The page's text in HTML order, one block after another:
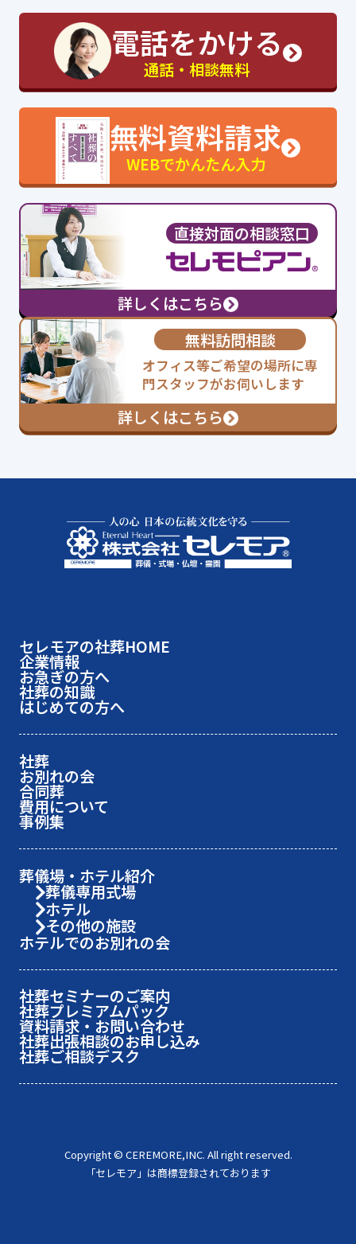
通話・相談無料
電話をかける
WEBでかんたん入力
無料資料請求
直接対面の相談窓口
詳しくはこちら
無料訪問相談
オフィス等ご希望の場所に専
門スタッフがお伺いします
詳しくはこちら
セレモアの社葬HOME
企業情報
お急ぎの方へ
社葬の知識
はじめての方へ
社葬
お別れの会
合同葬
費用について
事例集
葬儀場・ホテル紹介
葬儀専用式場
ホテル
その他の施設
ホテルでのお別れの会
社葬セミナーのご案内
社葬プレミアムパック
資料請求・お問い合わせ
社葬出張相談のお申し込み
社葬ご相談デスク
Copyright © CEREMORE,INC. All right reserved.
「セレモア」は商標登録されております